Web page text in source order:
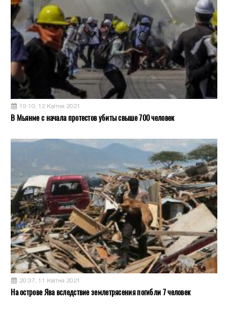
19:10, 12 Квітня 2021
В Мьянме с начала протестов убиты свыше 700 человек
20:37, 11 Квітня 2021
На острове Ява вследствие землетрясения погибли 7 человек